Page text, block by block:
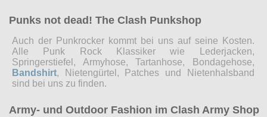
Punks not dead! The Clash Punkshop
Auch der Punkrocker kommt bei uns auf seine Kosten.
Alle Punk Rock Klassiker wie Lederjacken,
Springerstiefel, Armyhose, Tartanhose, Bondagehose,
Bandshirt, Nietengürtel, Patches und Nietenhalsband
sind bei uns zu finden.
Army- und Outdoor Fashion im Clash Army Shop